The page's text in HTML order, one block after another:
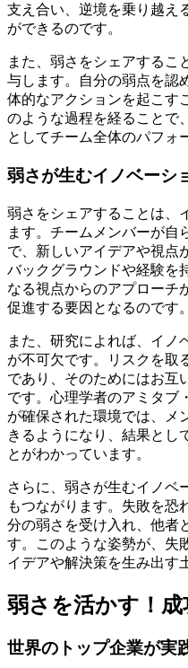
支え合い、逆境を乗り越え
ができるのです。
また、弱さをシェアするこ
与します。自分の弱点を認
体的なアクションを起こす
のような過程を経ることで
としてチーム全体のパフォ
弱さが生むイノベーシ
弱さをシェアすることは、
ます。チームメンバーが自
で、新しいアイデアや視点
バックグラウンドや経験を
なる視点からのアプローチ
促進する要因となるのです。
また、研究によれば、イノ
が不可欠です。リスクを取
であり、そのためにはお互
です。心理学者のアミタブ
が確保された環境では、メ
きるようになり、結果とし
とがわかっています。
さらに、弱さが生むイノベ
もつながります。失敗を恐
分の弱さを受け入れ、他者
す。このような姿勢が、失
イデアや解決策を生み出す
弱さを活かす！
世界のトップ企業が実